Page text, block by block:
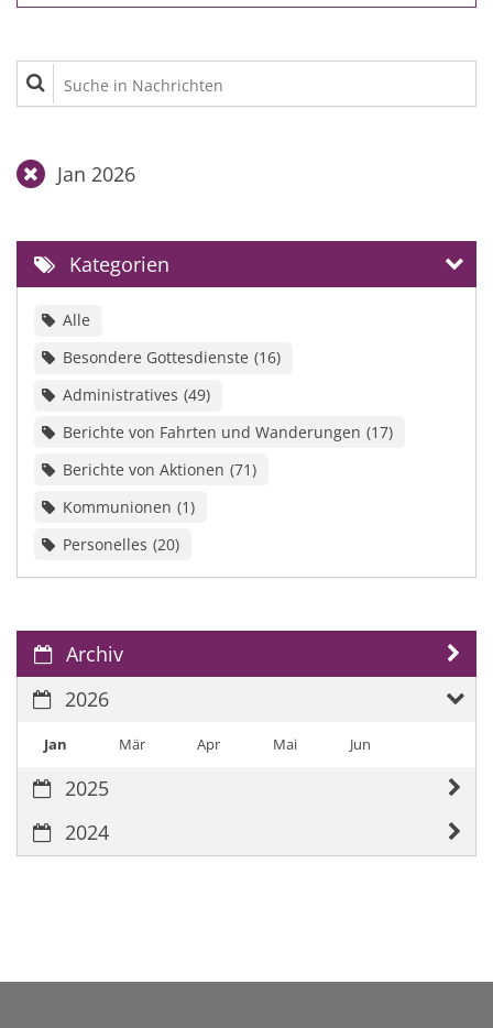
Suche in Nachrichten
Jan 2026
Kategorien
Alle
Besondere Gottesdienste 16
Administratives 49
Berichte von Fahrten und Wanderungen 17
Berichte von Aktionen 71
Kommunionen 1
Personelles 20
Archiv
2026
Jan Mär Apr Mai Jun
2025
2024